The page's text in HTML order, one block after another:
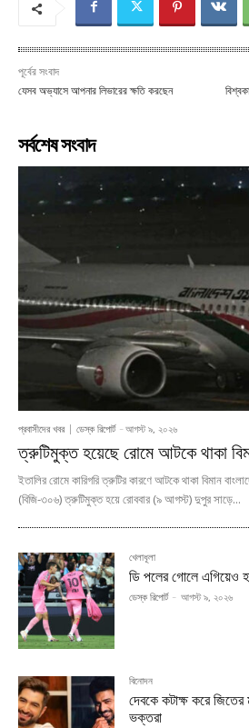
পূর্বের সংবাদ
যেসব অভ্যাসে আপনার লিভারের ক্ষতি করছেন
সর্বশেষ সংবাদ
প্রবাসীদের খবর ডেস্ক রিপোর্ট - আগস্ট ৯, ২০২৬
ত্রুটিমুক্ত হয়েছে রোমে আটকে থাকা
ইতালির রোমে কারিগরি ত্রুটির কারণে আটকে থাকা বিমান
(বিজি-৩০৬) ত্রুটিমুক্ত হয়ে রোববার (৯ আগস্ট) দুপুর সাড়ে...
খেলাধূলা
ডি পলের গোলে এগিয়েও
ডেস্ক রিপোর্ট - আগস্ট ৯, ২০২৬
বিনোদন
দেবকে কটাক্ষ করে
ভক্তরা